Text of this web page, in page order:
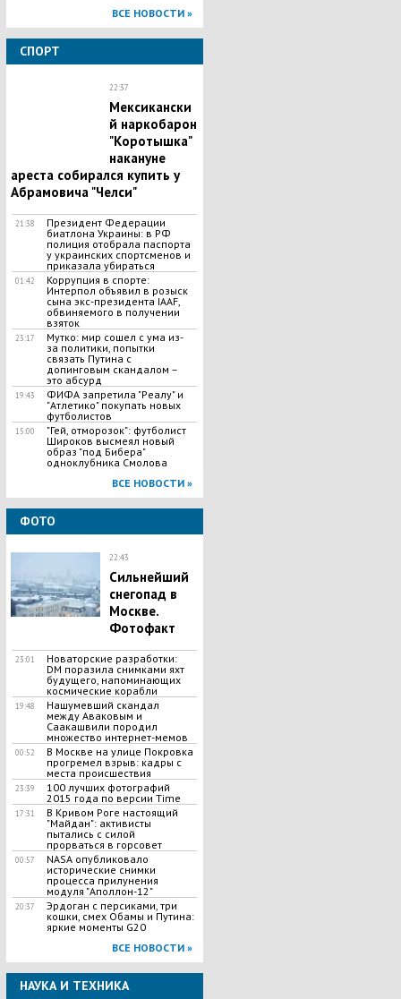
ВСЕ НОВОСТИ »
СПОРТ
22:37
Мексикански
й наркобарон
"Коротышка"
накануне
ареста собирался купить у
Абрамовича "Челси"
21:38
Президент Федерации
биатлона Украины: в РФ
полиция отобрала паспорта
у украинских спортсменов и
приказала убираться
01:42
Коррупция в спорте:
Интерпол объявил в розыск
сына экс-президента IAAF,
обвиняемого в получении
взяток
23:17
Мутко: мир сошел с ума из-
за политики, попытки
связать Путина с
допинговым скандалом –
это абсурд
19:43
ФИФА запретила "Реалу" и
"Атлетико" покупать новых
футболистов
15:00
"Гей, отморозок": футболист
Широков высмеял новый
образ "под Бибера"
одноклубника Смолова
ВСЕ НОВОСТИ »
ФОТО
22:43
Сильнейший
снегопад в
Москве.
Фотофакт
23:01
Новаторские разработки:
DM поразила снимками яхт
будущего, напоминающих
космические корабли
19:48
Нашумевший скандал
между Аваковым и
Саакашвили породил
множество интернет-мемов
00:52
В Москве на улице Покровка
прогремел взрыв: кадры с
места происшествия
23:39
100 лучших фотографий
2015 года по версии Time
17:31
В Кривом Роге настоящий
"Майдан": активисты
пытались с силой
прорваться в горсовет
00:57
NASA опубликовало
исторические снимки
процесса прилунения
модуля "Аполлон-12"
20:37
Эрдоган с персиками, три
кошки, смех Обамы и Путина:
яркие моменты G20
ВСЕ НОВОСТИ »
НАУКА И ТЕХНИКА